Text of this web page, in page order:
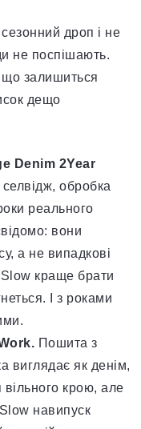
дроп і не
не поспішають.
залишиться
дещо
Denim 2Year
обробка
реального
вони
а не випадкові
краще брати
І з роками
Пошита з
виглядає як денім,
крою, але
навипуск